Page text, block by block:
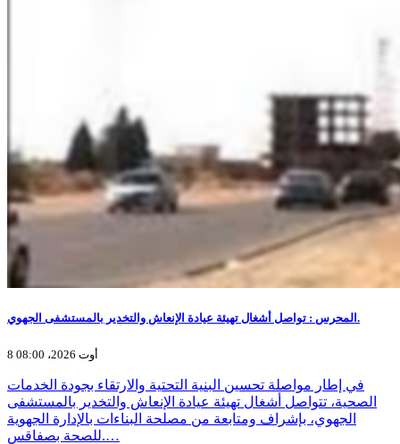
المحرس : تواصل أشغال تهيئة عيادة الإنعاش والتخدير بالمستشفى الجهوي.
8 أوت 2026، 08:00
في إطار مواصلة تحسين البنية التحتية والارتقاء بجودة الخدمات
الصحية، تتواصل أشغال تهيئة عيادة الإنعاش والتخدير بالمستشفى
الجهوي، بإشراف ومتابعة من مصلحة البناءات بالإدارة الجهوية
للصحة بصفاقس.…